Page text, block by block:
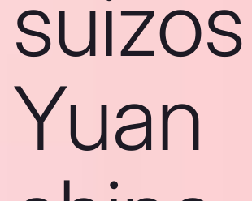
Yuan